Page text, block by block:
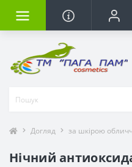
Догляд за шкірою
Нічний